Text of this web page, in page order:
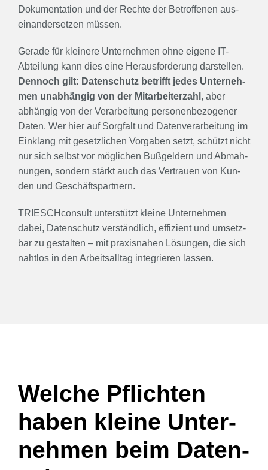
Doku­men­ta­ti­on und der Rech­te der Betrof­fe­nen aus­
ein­an­der­set­zen müs­sen.
Gera­de für klei­ne­re Unter­neh­men ohne eige­ne IT-
Abtei­lung kann dies eine Her­aus­for­de­rung dar­stel­len.
Den­noch gilt: Daten­schutz betrifft jedes Unter­neh­
men unab­hän­gig von der Mit­ar­bei­ter­zahl , aber
abhän­gig von der Ver­ar­bei­tung per­so­nen­be­zo­ge­ner
Daten. Wer hier auf Sorg­falt und Daten­ver­ar­bei­tung im
Ein­klang mit gesetz­li­chen Vor­ga­ben setzt, schützt nicht
nur sich selbst vor mög­li­chen Buß­gel­dern und Abmah­
nun­gen, son­dern stärkt auch das Ver­trau­en von Kun­
den und Geschäfts­part­nern.
TRI­ESCH­con­sult unter­stützt klei­ne Unter­neh­men
dabei, Daten­schutz ver­ständ­lich, effi­zi­ent und umsetz­
bar zu gestal­ten – mit pra­xis­na­hen Lösun­gen, die sich
naht­los in den Arbeits­all­tag inte­grie­ren las­sen.
Wel­che Pflich­ten
haben klei­ne Unter­
neh­men beim Daten­